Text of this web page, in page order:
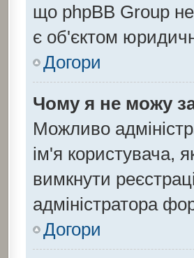
що phpBB Group
є об'єктом
Догори
Чому я не можу
Можливо
ім'я користувача,
вимкнути
адміністратора
Догори